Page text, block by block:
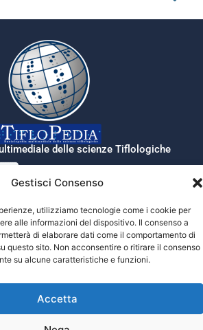
Gestisci Consenso
utilizziamo tecnologie come i cookie per
alle informazioni del dispositivo. Il consenso a
di elaborare dati come il comportamento di
questo sito. Non acconsentire o ritirare il consenso
su alcune caratteristiche e funzioni.
Accetta
Pro Ciechi
Privacy
delle scienze Tiflologiche
Tutti i diritti riservati.